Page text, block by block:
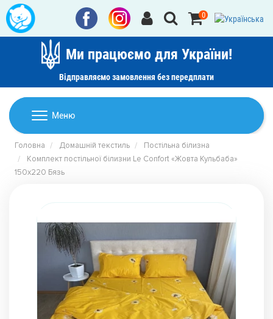
Ми працюємо для України!
Відправляємо замовлення без передплати
0
Меню
Домашній текстиль
Ковдри
Подушки
Пледи
Покривала
Рушники
Наматрацники
Комплекти з ковдр, подушок і постільної білизни
Дитячі товари
Акції
Головна Домашній текстиль
Постільна білизна
Комплект постільної білизни Le Confort «Жовта Кульбаба»
150x220 Бязь